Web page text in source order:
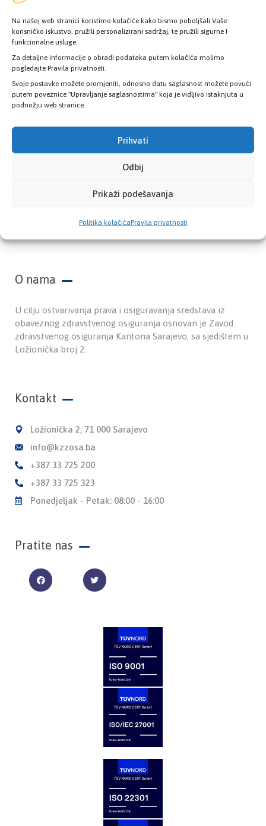
Na našoj web stranici koristimo kolačiće kako bismo poboljšali Vaše
korisničko iskustvo, pružili personalizirani sadržaj, te pružili sigurne I
funkcionalne usluge.
Za detaljne informacije o obradi podataka putem kolačića molimo
pogledajte Pravila privatnosti.
Svoje postavke možete promjeniti, odnosno datu saglasnost možete povući
putem poveznice "Upravljanje saglasnostima" koja je vidljivo istaknjuta u
podnožju web stranice.
Prihvati
Odbij
Prikaži podešavanja
Politika kolačićaPravila privatnosti
Provjerite status vaše elektronske
zdravstvene kartice
PROVJERITE STATUS
O nama
U cilju ostvarivanja prava i osiguravanja sredstava iz
obaveznog zdravstvenog osiguranja osnovan je Zavod
zdravstvenog osiguranja Kantona Sarajevo, sa sjedištem u
Ložionička broj 2.
Kontakt
Ložionička 2, 71 000 Sarajevo
info@kzzosa.ba
+387 33 725 200
+387 33 725 323
Ponedjeljak - Petak: 08:00 - 16:00
Pratite nas